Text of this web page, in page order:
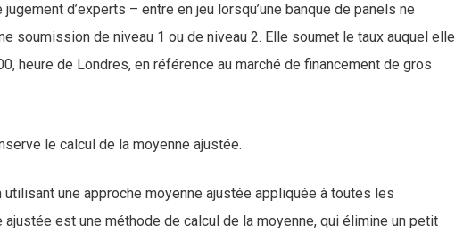
d’experts – entre en jeu lorsqu’une banque de panels ne
soumission de niveau 1 ou de niveau 2. Elle soumet le taux auquel elle
heure de Londres, en référence au marché de financement de gros
le calcul de la moyenne ajustée.
utilisant une approche moyenne ajustée appliquée à toutes les
est une méthode de calcul de la moyenne, qui élimine un petit